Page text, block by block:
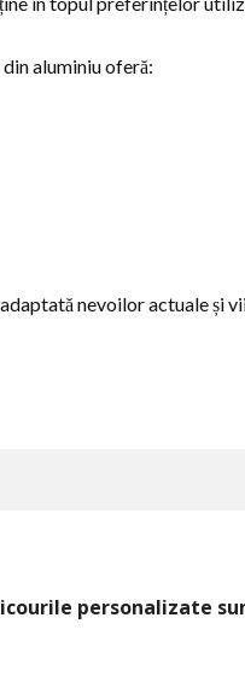
aluminiu oferă:
nevoilor actuale și
personalizate